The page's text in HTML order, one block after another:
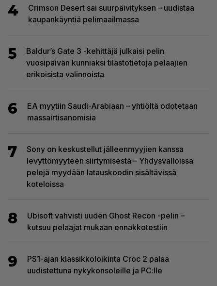
4
Crimson Desert sai suurpäivityksen – uudistaa
kaupankäyntiä pelimaailmassa
5
Baldur’s Gate 3 -kehittäjä julkaisi pelin
vuosipäivän kunniaksi tilastotietoja pelaajien
erikoisista valinnoista
6
EA myytiin Saudi-Arabiaan – yhtiöltä odotetaan
massairtisanomisia
7
Sony on keskustellut jälleenmyyjien kanssa
levyttömyyteen siirtymisestä – Yhdysvalloissa
pelejä myydään latauskoodin sisältävissä
koteloissa
8
Ubisoft vahvisti uuden Ghost Recon -pelin –
kutsuu pelaajat mukaan ennakkotestiin
9
PS1-ajan klassikkoloikinta Croc 2 palaa
uudistettuna nykykonsoleille ja PC:lle